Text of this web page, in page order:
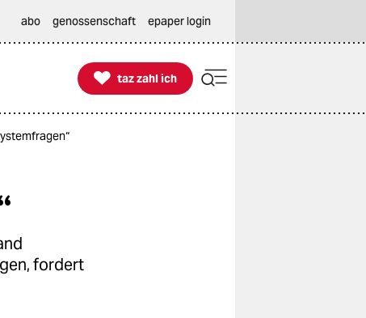
abo genossenschaft epaper login

taz zahl ich
taz zahl ich
fordert